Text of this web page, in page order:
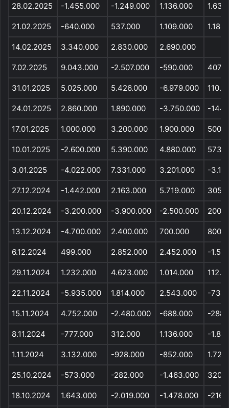
28.02.2025 -1.455.000 -1.249.000 1.136.000
21.02.2025 -640.000 537.000 1.109.000
14.02.2025 3.340.000 2.830.000 2.690.000
7.02.2025 9.043.000 -2.507.000 -590.000
31.01.2025 5.025.000 5.426.000 -6.979.000
24.01.2025 2.860.000 1.890.000 -3.750.000 -
17.01.2025 1.000.000 3.200.000 1.900.000
10.01.2025 -2.600.000 5.390.000 4.880.000
3.01.2025 -4.022.000 7.331.000 3.201.000 -
27.12.2024 -1.442.000 2.163.000 5.719.000
20.12.2024 -3.200.000 -3.900.000 -2.500.000
13.12.2024 -4.700.000 2.400.000 700.000
6.12.2024 499.000 2.852.000 2.452.000 -
29.11.2024 1.232.000 4.623.000 1.014.000
22.11.2024 -5.935.000 1.814.000 2.543.000 -
15.11.2024 4.752.000 -2.480.000 -688.000 -
8.11.2024 -777.000 312.000 1.136.000 -
1.11.2024 3.132.000 -928.000 -852.000
25.10.2024 -573.000 -282.000 -1.463.000
18.10.2024 1.643.000 -2.019.000 -1.478.000 -